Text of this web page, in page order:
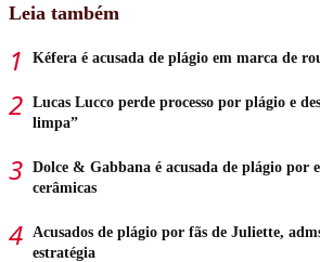
Leia também
Kéfera é acusada de plágio em marca de
Lucas Lucco perde processo por plágio e
limpa”
Dolce & Gabbana é acusada de plágio por
cerâmicas
Acusados de plágio por fãs de Juliette,
estratégia